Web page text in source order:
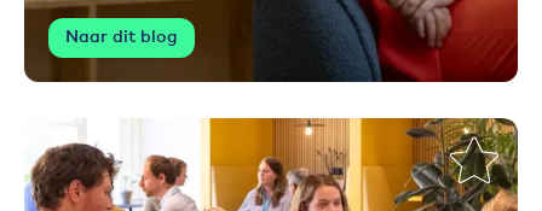
Naar dit blog